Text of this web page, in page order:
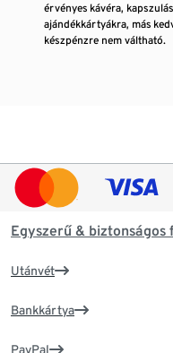
érvényes kávéra,
ajándékkártyákra, más
készpénzre nem váltható.
Egyszerű & biztonságos
Utánvét
Bankkártya
PayPal